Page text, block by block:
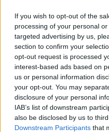
If you wish to opt-out of the
processing of your personal
targeted advertising by us,
section to confirm your
opt-out request is processed
interest-based ads based on
us or personal information
your opt-out. You may
disclosure of your personal
IAB’s list of downstream
also be disclosed by us to
Downstream Participants that
przeważnie. Później silny ból , jakby do wejścia
do odbytu. Ból jest
chłodna woda
około 2 miesięcy.
Forum:
Wczoraj 28.06) przez pomyłkę usunęłam krążek
antykoncepcyjny po